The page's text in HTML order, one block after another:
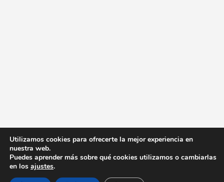
Utilizamos cookies para ofrecerte la mejor experiencia en
nuestra web.
Puedes aprender más sobre qué cookies utilizamos o cambiarlas
en los ajustes.